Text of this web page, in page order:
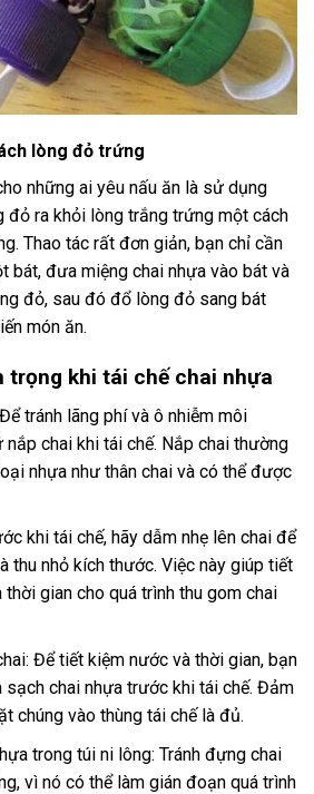
lòng đỏ trứng
những ai yêu nấu ăn là sử dụng
đỏ ra khỏi lòng trắng trứng một cách
Thao tác rất đơn giản, bạn chỉ cần
bát, đưa miệng chai nhựa vào bát và
đỏ, sau đó đổ lòng đỏ sang bát
món ăn.
trọng khi tái chế chai nhựa
tránh lãng phí và ô nhiễm môi
chai khi tái chế. Nắp chai thường
nhựa như thân chai và có thể được
khi tái chế, hãy dẫm nhẹ lên chai để
thu nhỏ kích thước. Việc này giúp tiết
thời gian cho quá trình thu gom chai
Để tiết kiệm nước và thời gian, bạn
sạch chai nhựa trước khi tái chế. Đảm
chúng vào thùng tái chế là đủ.
trong túi ni lông: Tránh đựng chai
vì nó có thể làm gián đoạn quá trình